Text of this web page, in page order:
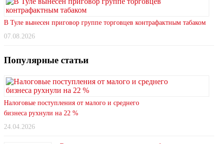
В Туле вынесен приговор группе торговцев контрафактным табаком
07.08.2026
Популярные статьи
Налоговые поступления от малого и среднего
бизнеса рухнули на 22 %
24.04.2026